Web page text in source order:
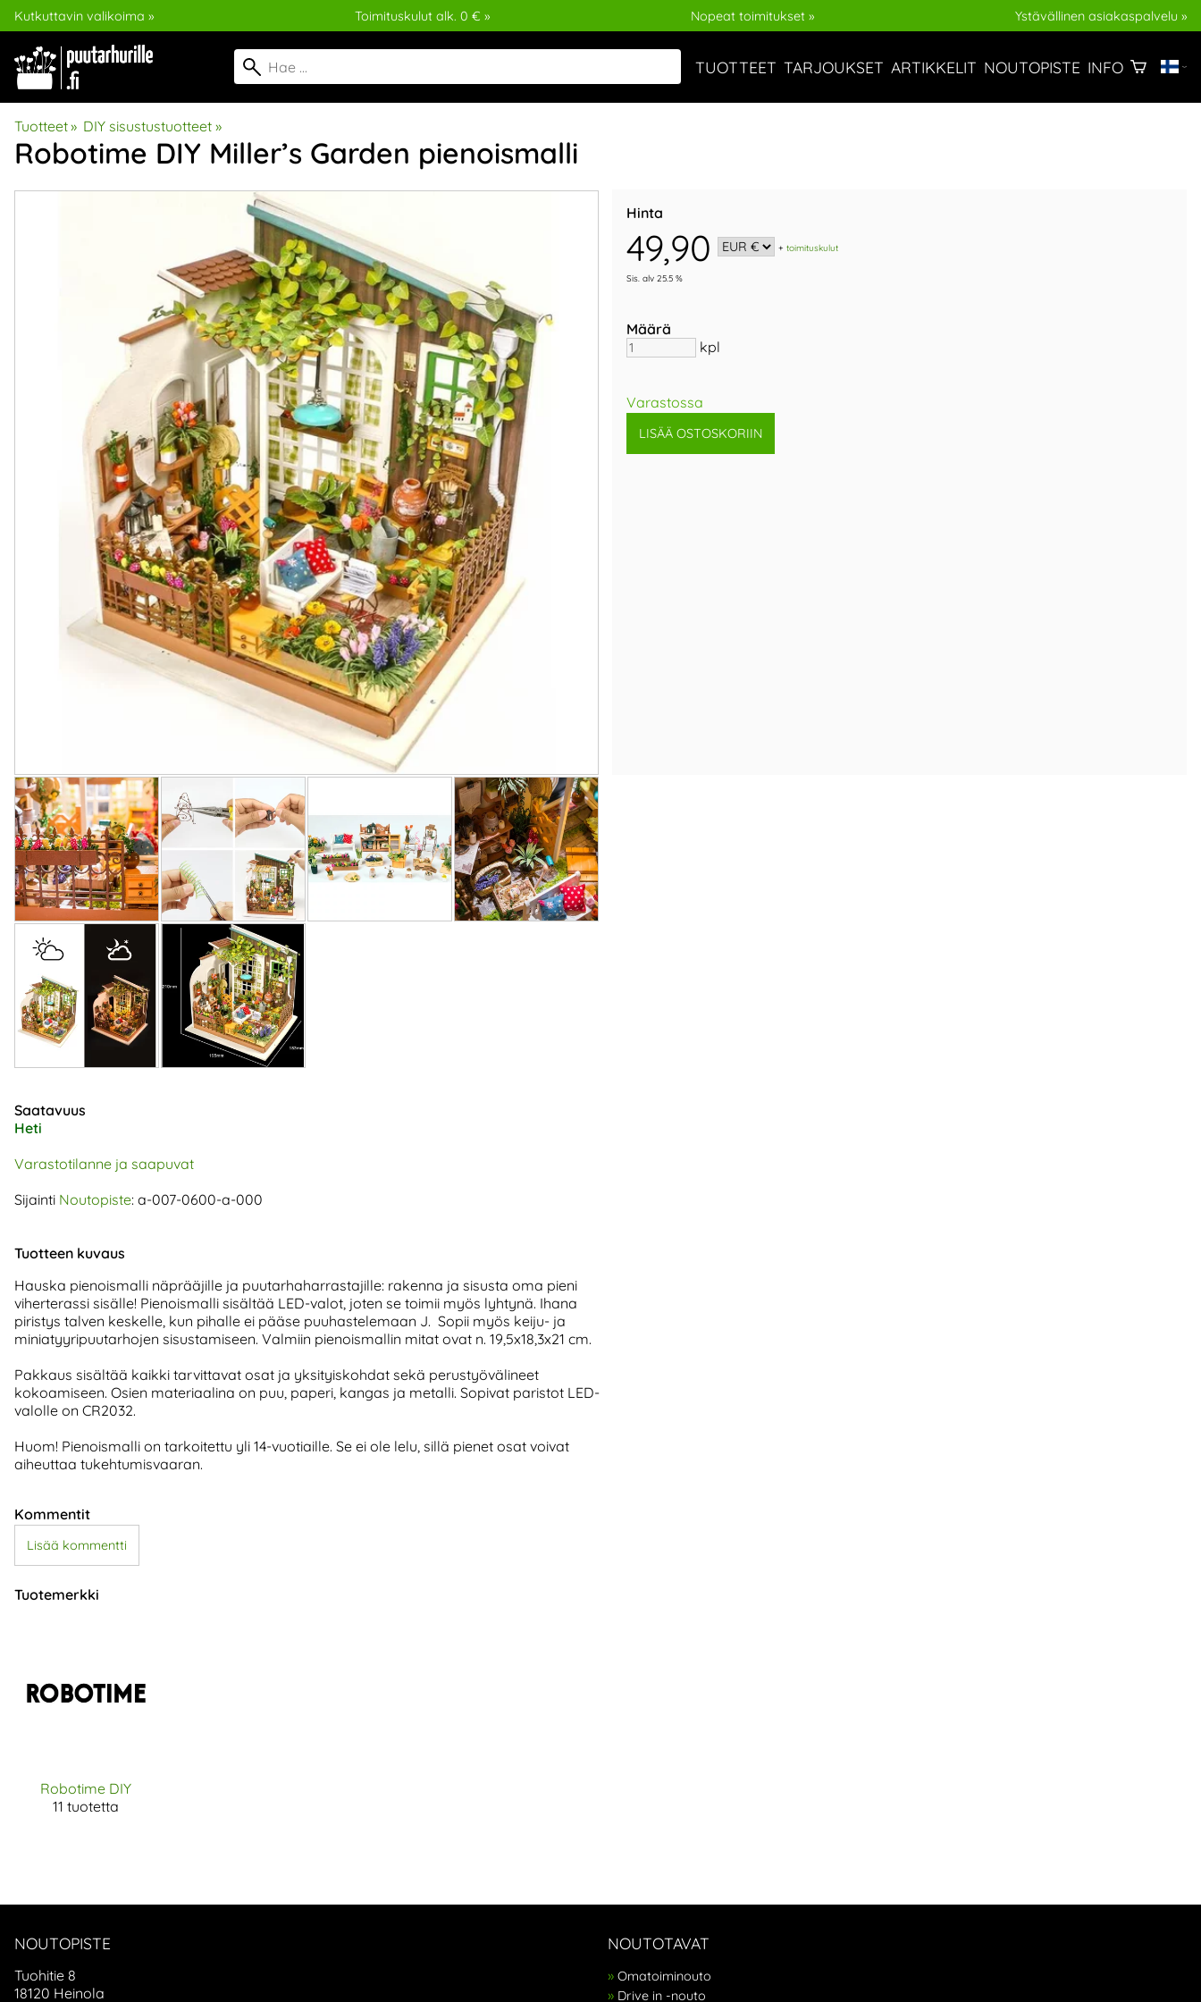
Kutkuttavin valikoima » Toimituskulut alk. 0 € » Nopeat toimitukset » Ystävällinen asiakaspalvelu »
TUOTTEET TARJOUKSET ARTIKKELIT NOUTOPISTE INFO
Tuotteet‪» DIY sisustustuotteet ‪»
Robotime DIY Miller’s Garden pienoismalli
Hinta
49,90 +toimituskulut
Sis. alv 25.5 %
Määrä
kpl
Varastossa
Saatavuus
Heti
Varastotilanne ja saapuvat
Sijainti Noutopiste: a-007-0600-a-000
Tuotteen kuvaus
Hauska pienoismalli näprääjille ja puutarhaharrastajille: rakenna ja sisusta oma pieni
viherterassi sisälle! Pienoismalli sisältää LED-valot, joten se toimii myös lyhtynä. Ihana
piristys talven keskelle, kun pihalle ei pääse puuhastelemaan J. Sopii myös keiju- ja
miniatyyripuutarhojen sisustamiseen. Valmiin pienoismallin mitat ovat n. 19,5x18,3x21 cm.
Pakkaus sisältää kaikki tarvittavat osat ja yksityiskohdat sekä perustyövälineet
kokoamiseen. Osien materiaalina on puu, paperi, kangas ja metalli. Sopivat paristot LED-
valolle on CR2032.
Huom! Pienoismalli on tarkoitettu yli 14-vuotiaille. Se ei ole lelu, sillä pienet osat voivat
aiheuttaa tukehtumisvaaran.
Kommentit
Lisää kommentti
Tuotemerkki
Robotime DIY
11 tuotetta
NOUTOPISTE
Tuohitie 8
18120 Heinola
NOUTOTAVAT
Omatoiminouto
Drive in -nouto